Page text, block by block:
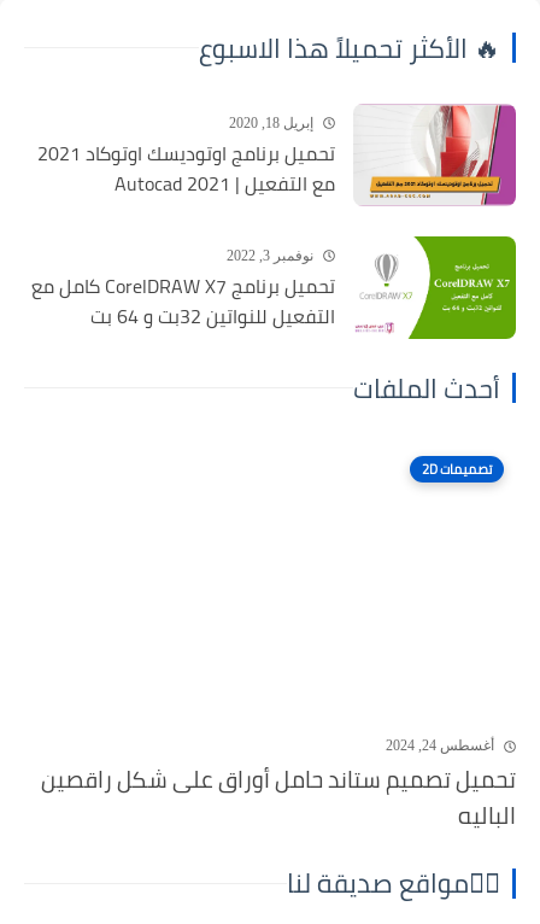
🔥 الأكثر تحميلاً هذا الاسبوع
إبريل 18, 2020
تحميل برنامج اوتوديسك اوتوكاد 2021
مع التفعيل | Autocad 2021
نوفمبر 3, 2022
تحميل برنامج CorelDRAW X7 كامل مع
التفعيل للنواتين 32بت و 64 بت
أحدث الملفات
تصميمات 2D
أغسطس 24, 2024
تحميل تصميم ستاند حامل أوراق على شكل راقصين
الباليه
⛓️‍💥مواقع صديقة لنا